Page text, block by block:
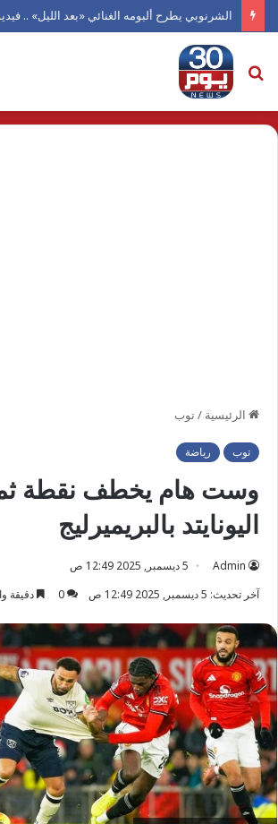
الشرنوبي يطرح ألبومه الغنائي «بعد الليل» ..
بحث
عن
الرئيسية /توب
توب رياضة
وست هام يخطف نقطة
اليونايتد بالبريميرليج
Admin
5 ديسمبر, 2025 12:49 ص
آخر تحديث: 5 ديسمبر, 2025 12:49 ص
0 دقيقة